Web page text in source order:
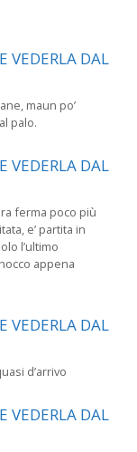
maun po’
palo.
ferma poco più
e’ partita in
l’ultimo
appena
d’arrivo